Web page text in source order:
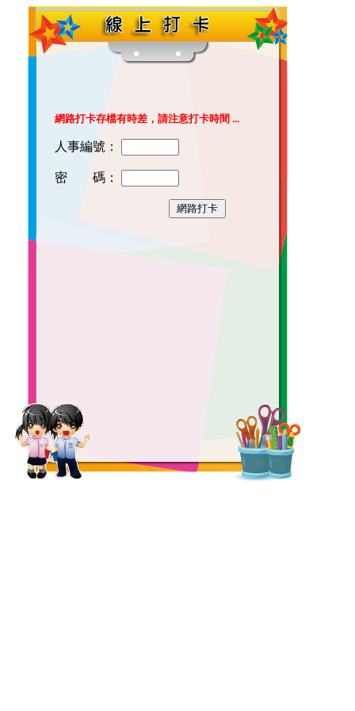
網路打卡存檔有時差，請注意打卡時間 ...
人事編號：
密 碼：